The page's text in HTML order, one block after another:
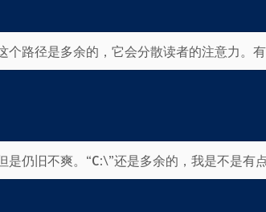
路径是多余的，它会分散读者的注意力。
是仍旧不爽。“C:\”还是多余的，我是不是有